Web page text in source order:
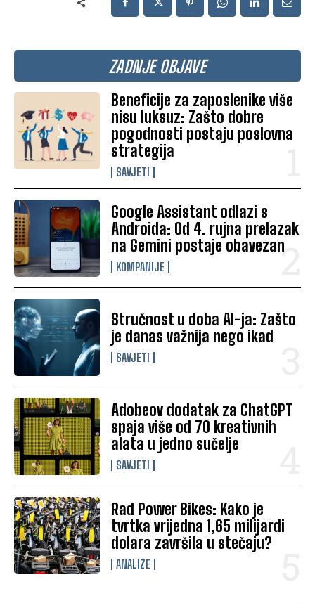
ZADNJE OBJAVE
Beneficije za zaposlenike više
nisu luksuz: Zašto dobre
pogodnosti postaju poslovna
strategija
SAVJETI
Google Assistant odlazi s
Androida: Od 4. rujna prelazak
na Gemini postaje obavezan
KOMPANIJE
Stručnost u doba AI-ja: Zašto
je danas važnija nego ikad
SAVJETI
Adobeov dodatak za ChatGPT
spaja više od 70 kreativnih
alata u jedno sučelje
SAVJETI
Rad Power Bikes: Kako je
tvrtka vrijedna 1,65 milijardi
dolara završila u stečaju?
ANALIZE